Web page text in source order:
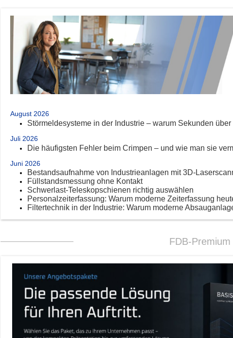
August 2026
Störmeldesysteme in der Industrie – warum Sekunden
Juli 2026
Die häufigsten Fehler beim Crimpen – und wie man sie
Juni 2026
Bestandsaufnahme von Industrieanlagen mit 3D-
Füllstandsmessung ohne Kontakt
Schwerlast-Teleskopschienen richtig auswählen
Personalzeiterfassung: Warum moderne Zeiterfassung
Filtertechnik in der Industrie: Warum moderne
FDB-Premium